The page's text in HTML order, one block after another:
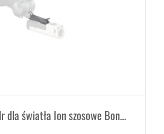
Mocowanie Blendr dla światła Ion szosowe Bontrager